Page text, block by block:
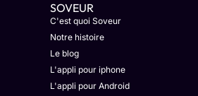
SOVEUR
C'est quoi Soveur
Notre histoire
Le blog
L'appli pour iphone
L'appli pour Android